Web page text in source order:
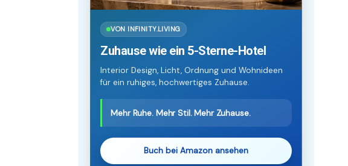
VON INFINITY.LIVING
Zuhause wie ein 5-Sterne-Hotel
Interior Design, Licht, Ordnung und Wohnideen
für ein ruhiges, hochwertiges Zuhause.
Mehr Ruhe. Mehr Stil. Mehr Zuhause.
Buch bei Amazon ansehen